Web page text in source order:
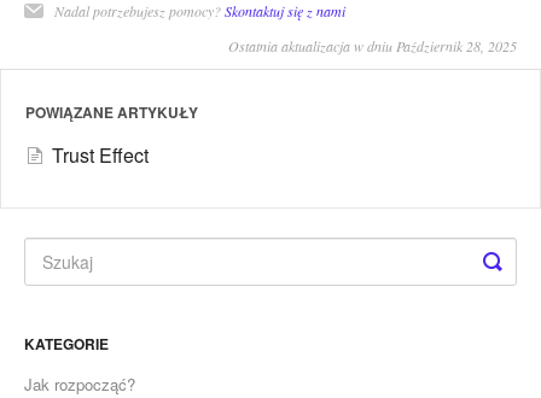
Nadal potrzebujesz pomocy?Skontaktuj się z nami
Ostatnia aktualizacja w dniu Październik 28, 2025
POWIĄZANE ARTYKUŁY
Trust Effect
KATEGORIE
Jak rozpocząć?